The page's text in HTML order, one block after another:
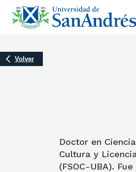
Volver
Doctor en
Cultura y
(FSOC-UBA).